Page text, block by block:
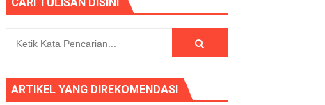
(?)
CARI TULISAN DISINI
ARTIKEL YANG DIREKOMENDASI